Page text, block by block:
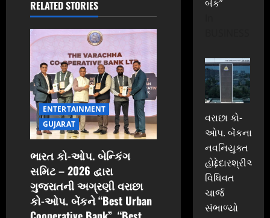
g
a
t
i
o
n
RELATED STORIES
ENTERTAINMENT
GUJARAT
ભારત કો-ઓપ. બેન્કિંગ
સમિટ – 2026 દ્વારા
ગુજરાતની અગ્રણી વરાછા
કો-ઓપ. બેંકને “Best Urban
બેંક”
વરાછા કો-
ઓપ. બેંકના
નવનિયુક્ત
હોદ્દેદારશ્રીઓએ
વિધિવત
ચાર્જ
સંભાળ્યો